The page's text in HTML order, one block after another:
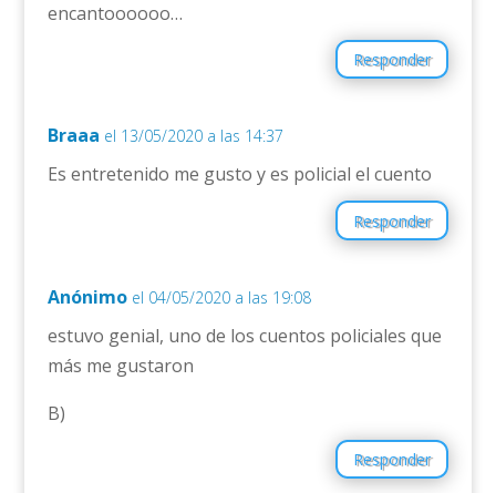
encantoooooo…
Responder
Braaa el 13/05/2020 a las 14:37
Es entretenido me gusto y es policial el cuento
Responder
Anónimo el 04/05/2020 a las 19:08
estuvo genial, uno de los cuentos policiales que
más me gustaron
B)
Responder